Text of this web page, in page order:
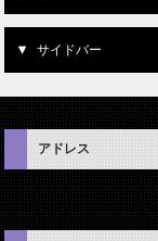
サイドバー
アドレス